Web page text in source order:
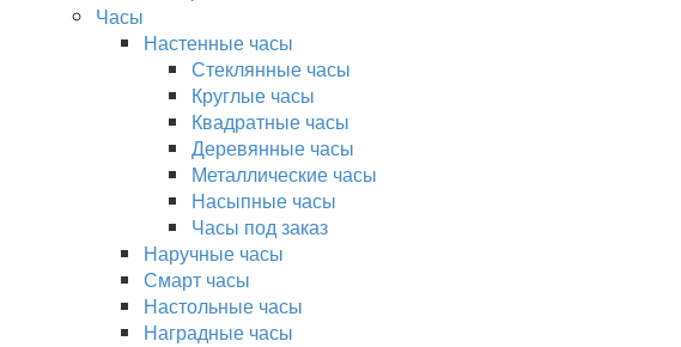
Часы
Настенные часы
Стеклянные часы
Круглые часы
Квадратные часы
Деревянные часы
Металлические часы
Насыпные часы
Часы под заказ
Наручные часы
Смарт часы
Настольные часы
Наградные часы